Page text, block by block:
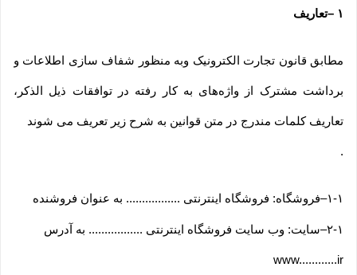
۱ –تعاریف
مطابق قانون تجارت الکترونیک وبه منظور شفاف سازی اطلاعات و
برداشت مشترک از واژه‌های به کار رفته در توافقات ذیل الذکر،
تعاریف کلمات مندرج در متن قوانین به شرح زیر تعریف می شوند
.
۱-۱–فروشگاه: فروشگاه اینترنتی ................. به عنوان فروشنده
۲-۱–سایت: وب سایت فروشگاه اینترنتی ................. به آدرس
www............ir